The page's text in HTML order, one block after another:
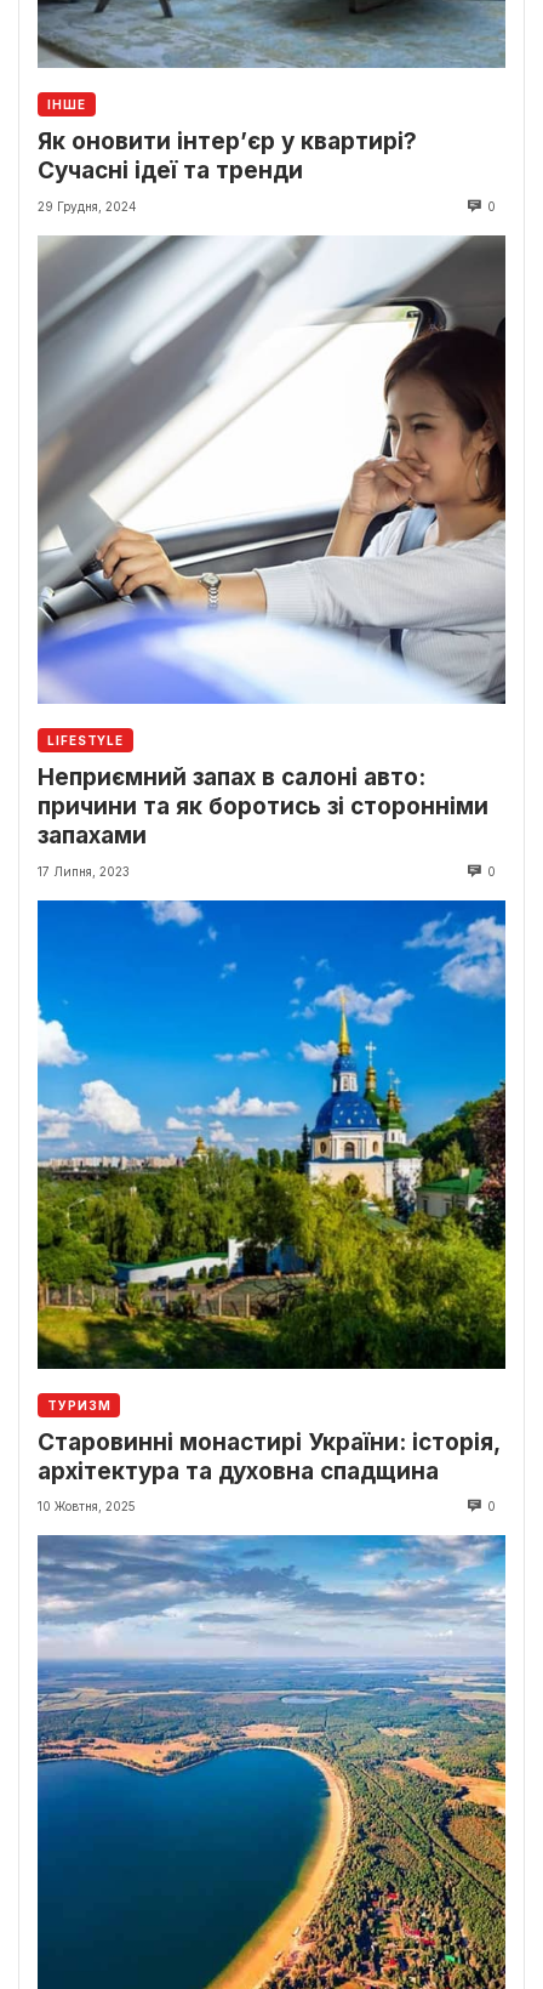
ІНШЕ
Як оновити інтер’єр у квартирі?
Сучасні ідеї та тренди
29 Грудня, 2024 0
LIFESTYLE
Неприємний запах в салоні авто:
причини та як боротись зі сторонніми
запахами
17 Липня, 2023 0
ТУРИЗМ
Старовинні монастирі України: історія,
архітектура та духовна спадщина
10 Жовтня, 2025 0